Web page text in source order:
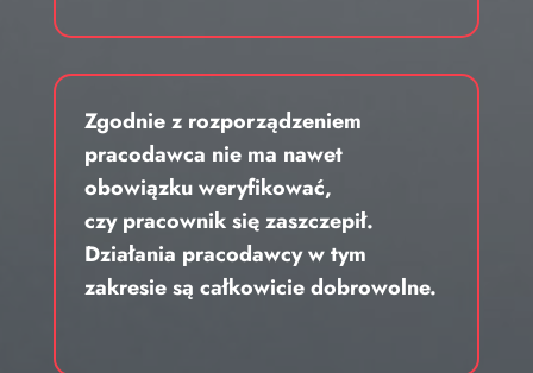
Zgodnie z rozporządzeniem
pracodawca nie ma nawet
obowiązku weryfikować,
czy pracownik się zaszczepił.
Działania pracodawcy w tym
zakresie są całkowicie dobrowolne.